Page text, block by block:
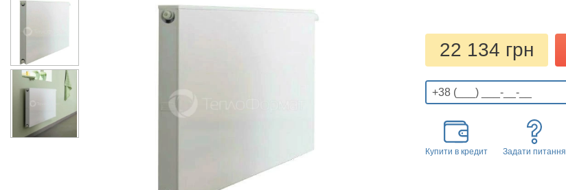
22 134 грн
Купити в кредит Задати питання